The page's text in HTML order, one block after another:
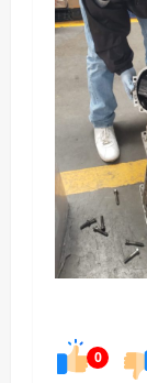
0